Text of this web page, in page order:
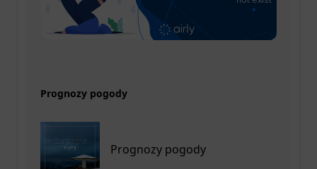
Prognozy pogody
Prognozy pogody